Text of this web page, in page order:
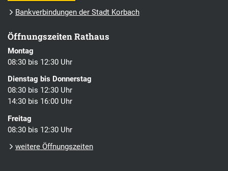
Bankverbindungen der Stadt Korbach
Öffnungszeiten Rathaus
Montag
08:30 bis 12:30 Uhr
Dienstag bis Donnerstag
08:30 bis 12:30 Uhr
14:30 bis 16:00 Uhr
Freitag
08:30 bis 12:30 Uhr
weitere Öffnungszeiten